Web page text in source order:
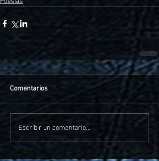
Comentarios
Escribir un comentario...